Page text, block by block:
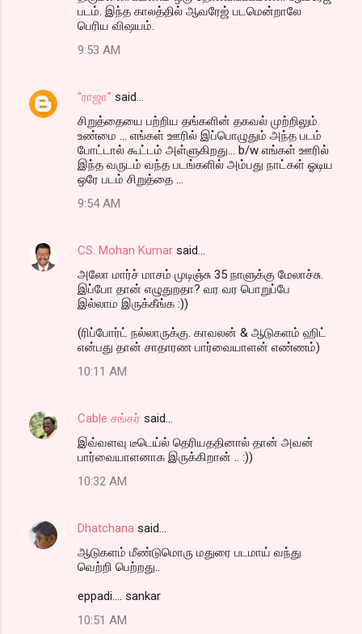
படம். இந்த காலத்தில் ஆவரேஜ் படமென்றாலே
பெரிய விஷயம்.
9:53 AM
"ராஜா" said…
சிறுத்தையை பற்றிய தங்களின் தகவல் முற்றிலும்
உண்மை ... எங்கள் ஊரில் இப்பொழுதும் அந்த படம்
போட்டால் கூட்டம் அள்ளுகிறது... b/w எங்கள் ஊரில்
இந்த வருடம் வந்த படங்களில் அம்பது நாட்கள் ஓடிய
ஒரே படம் சிறுத்தை ...
9:54 AM
CS. Mohan Kumar said…
அலோ மார்ச் மாசம் முடிஞ்சு 35 நாளுக்கு மேலாச்சு.
இப்போ தான் எழுதுறதா? வர வர பொறுப்பே
இல்லாம இருக்கீங்க :))
(ரிப்போர்ட் நல்லாருக்கு. காவலன் & ஆடுகளம் ஹிட்
என்பது தான் சாதாரண பார்வையாளன் எண்ணம்)
10:11 AM
Cable சங்கர் said…
இவ்வளவு டீடெய்ல் தெரியததினால் தான் அவன்
பார்வையாளனாக இருக்கிறான் .. :))
10:32 AM
Dhatchana said…
ஆடுகளம் மீண்டுமொரு மதுரை படமாய் வந்து
வெற்றி பெற்றது..
eppadi.... sankar
10:51 AM